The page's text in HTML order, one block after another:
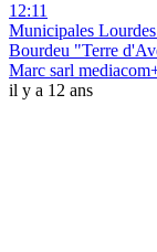
12:11
Municipales
Bourdeu "Terre
Marc sarl
il y a 12 ans